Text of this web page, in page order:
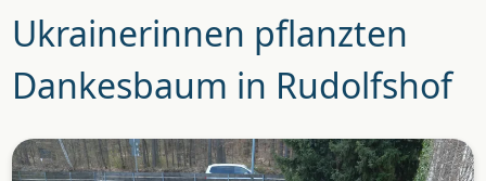
Ukrainerinnen pflanzten
Dankesbaum in Rudolfshof